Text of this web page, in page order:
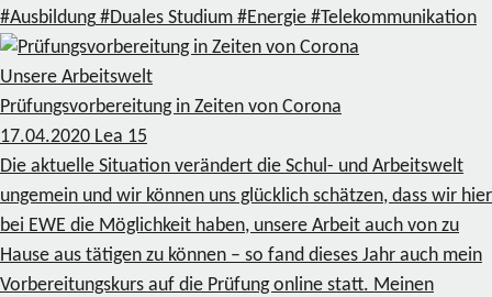
#Ausbildung #Duales Studium #Energie #Telekommunikation
Unsere Arbeitswelt
Prüfungsvorbereitung in Zeiten von Corona
17.04.2020 Lea 15
Die aktuelle Situation verändert die Schul- und Arbeitswelt
ungemein und wir können uns glücklich schätzen, dass wir hier
bei EWE die Möglichkeit haben, unsere Arbeit auch von zu
Hause aus tätigen zu können – so fand dieses Jahr auch mein
Vorbereitungskurs auf die Prüfung online statt. Meinen